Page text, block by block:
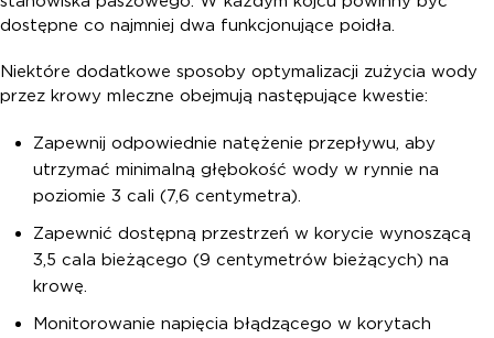
dostępne co najmniej dwa funkcjonujące poidła.
Niektóre dodatkowe sposoby optymalizacji zużycia wody
przez krowy mleczne obejmują następujące kwestie:
Zapewnij odpowiednie natężenie przepływu, aby
utrzymać minimalną głębokość wody w rynnie na
poziomie 3 cali (7,6 centymetra).
Zapewnić dostępną przestrzeń w korycie wynoszącą
3,5 cala bieżącego (9 centymetrów bieżących) na
krowę.
Monitorowanie napięcia błądzącego w korytach